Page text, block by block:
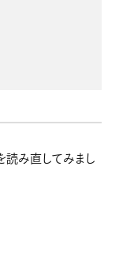
読み直してみまし